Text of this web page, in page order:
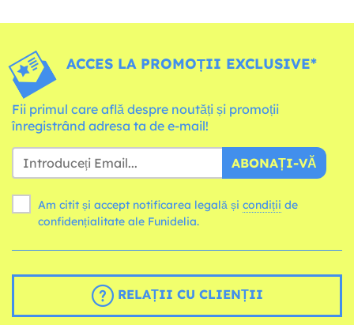
ACCES LA PROMOȚII EXCLUSIVE*
Fii primul care află despre noutăți și promoții
înregistrând adresa ta de e-mail!
ABONAȚI-VĂ
Am citit și accept notificarea legală și condiții
confidențialitate ale Funidelia.
RELAȚII CU CLIENȚII